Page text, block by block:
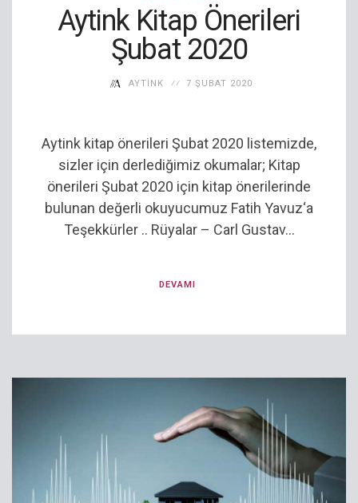
Aytink Kitap Önerileri
Şubat 2020
AYTINK 7 ŞUBAT 2020
Aytink kitap önerileri Şubat 2020 listemizde,
sizler için derlediğimiz okumalar; Kitap
önerileri Şubat 2020 için kitap önerilerinde
bulunan değerli okuyucumuz Fatih Yavuz‘a
Teşekkürler .. Rüyalar – Carl Gustav...
DEVAMI